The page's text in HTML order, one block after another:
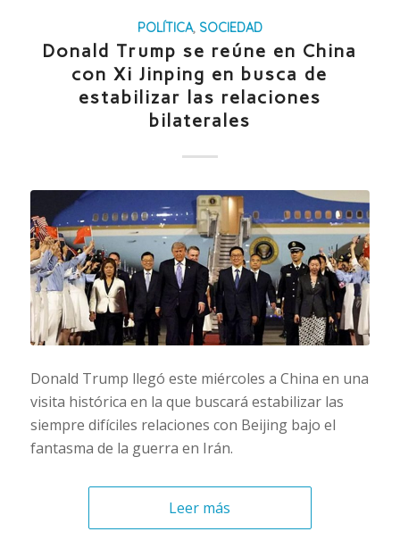
POLÍTICA, SOCIEDAD
Donald Trump se reúne en China
con Xi Jinping en busca de
estabilizar las relaciones
bilaterales
Donald Trump llegó este miércoles a China en una
visita histórica en la que buscará estabilizar las
siempre difíciles relaciones con Beijing bajo el
fantasma de la guerra en Irán.
Leer más